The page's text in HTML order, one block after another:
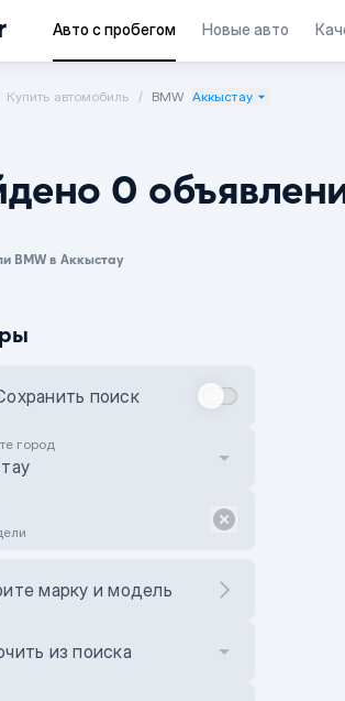
Авто с пробегом Новые авто
Купить автомобиль BMW Аккыстау
0
BMW в Аккыстау
поиск
город
марку и модель
из поиска